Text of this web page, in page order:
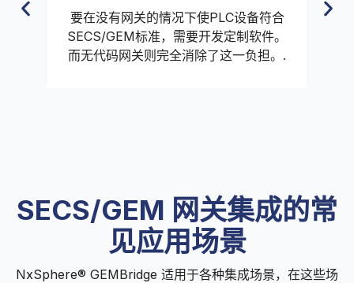
要在没有网关的情况下使PLC设备符合
SECS/GEM标准，需要开发定制软件。
而无代码网关则完全消除了这一负担。.
SECS/GEM 网关集成的常
见应用场景
NxSphere® GEMBridge 适用于各种集成场景，在这些场